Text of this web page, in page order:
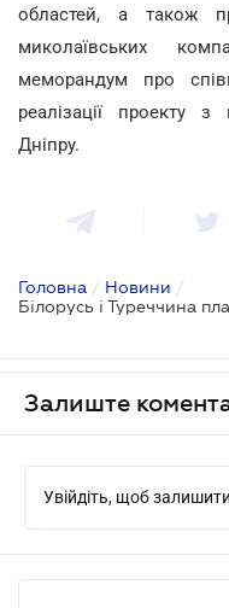
областей, а також
миколаївських
меморандум про
реалізації проекту
Дніпру.
Головна / Новини /
Залиште
Увійдіть, щоб